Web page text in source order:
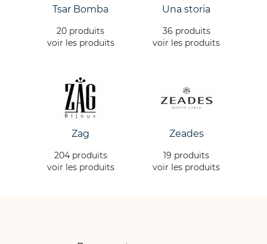
Tsar Bomba
20 produits
voir les produits
Una storia
36 produits
voir les produits
Zag
204 produits
voir les produits
Zeades
19 produits
voir les produits